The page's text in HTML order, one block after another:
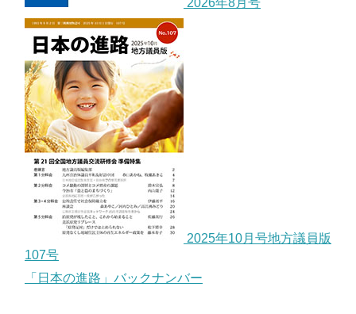
2026年8月号
2025年10月号地方議員版
107号
「日本の進路」バックナンバー